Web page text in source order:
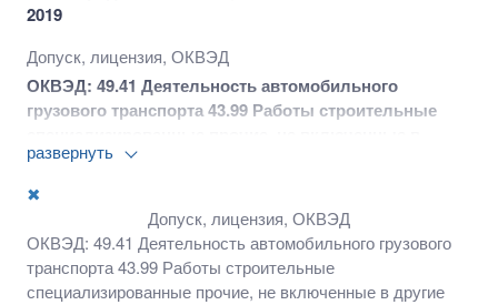
2019
Допуск, лицензия, ОКВЭД
ОКВЭД: 49.41 Деятельность автомобильного
грузового транспорта 43.99 Работы строительные
другие группировки 45.20 Техническое обслуживание
и ремонт автотранспортных средств 46.90 Торговля
оптовая неспециализированная 47.11 Торговля
розничная преимущественно пищевыми продуктами,
включая напитки, и табачными изделиями в
неспециализированных магазинах 56.10
развернуть
✖
Допуск, лицензия, ОКВЭД
ОКВЭД: 49.41 Деятельность автомобильного грузового
транспорта 43.99 Работы строительные
специализированные прочие, не включенные в другие